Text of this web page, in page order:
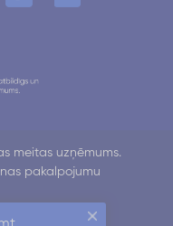
meitas uzņēmums.
pakalpojumu